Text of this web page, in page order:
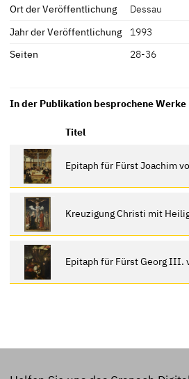
Ort der Veröffentlichung
Dessau
Jahr der Veröffentlichung
1993
Seiten
28-36
In der Publikation besprochene Werke
Titel
Epitaph für Fürst Joachim
Kreuzigung Christi mit
Epitaph für Fürst Georg III.